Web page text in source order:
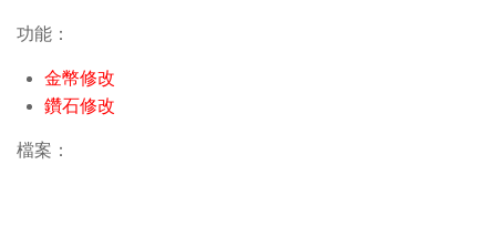
功能：
金幣修改
鑽石修改
檔案：